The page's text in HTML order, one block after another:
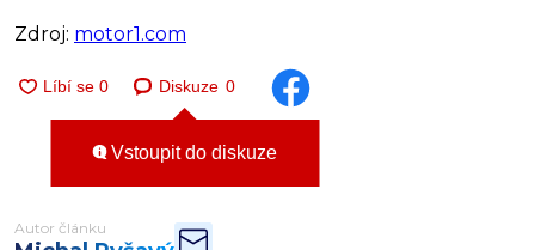
Zdroj: motor1.com
Diskuze 0
Vstoupit do diskuze
Autor článku